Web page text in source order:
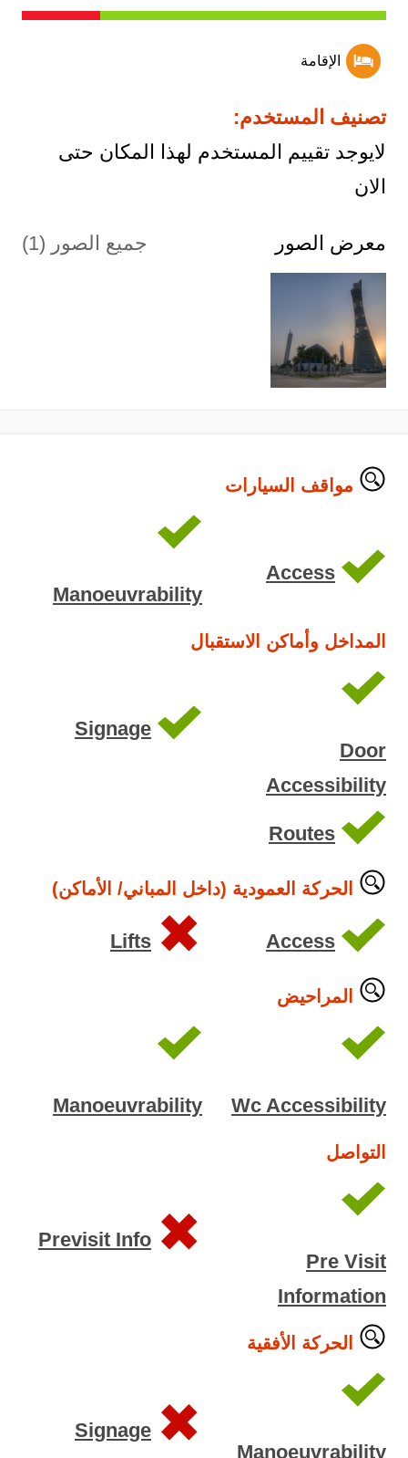
الإقامة
تصنيف المستخدم:
لايوجد تقييم المستخدم لهذا المكان حتى
الان
معرض الصور جميع الصور (1)
مواقف السيارات
Access
Manoeuvrability
المداخل وأماكن الاستقبال
Door
Accessibility
Signage
Routes
الحركة العمودية (داخل المباني/ الأماكن)
Access
Lifts
المراحيض
Wc Accessibility
Manoeuvrability
التواصل
Pre Visit
Information
Previsit Info
الحركة الأفقية
Manoeuvrability
Signage